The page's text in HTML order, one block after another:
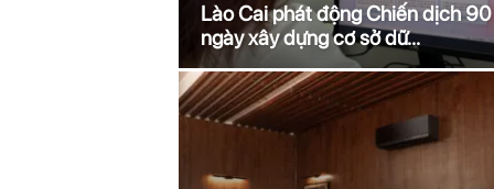
n
.
Lào Cai phát động Chiến dịch 90
ngày xây dựng cơ sở dữ...